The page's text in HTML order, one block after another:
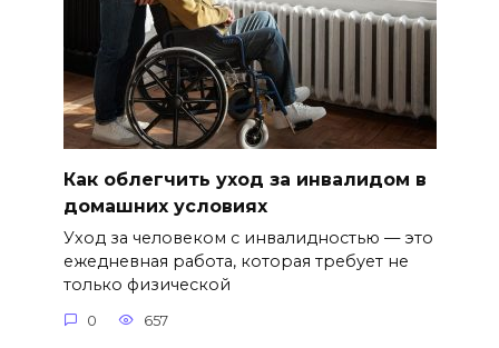
Как облегчить уход за инвалидом в
домашних условиях
Уход за человеком с инвалидностью — это
ежедневная работа, которая требует не
только физической
0 657